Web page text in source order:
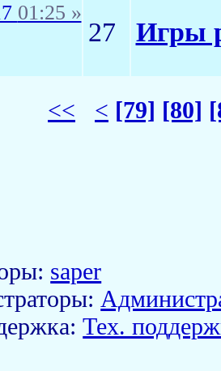
01:25 »
27 Игры
<< < [79] [80]
saper
Тех.